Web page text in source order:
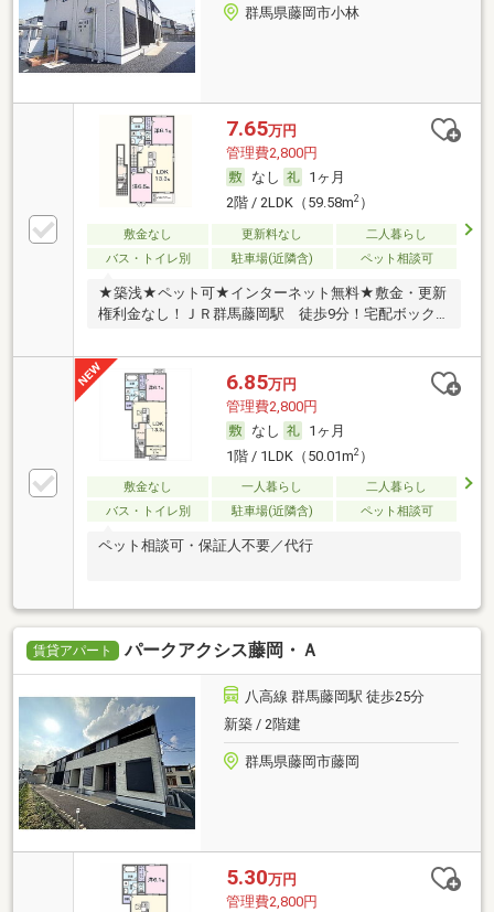
群馬県藤岡市小林
7.65万円
管理費2,800円
なし
1ヶ月
2階 / 2LDK（59.58m2）
敷金なし 更新料なし
二人暮らし
バス・トイレ別
駐車場(近隣含) ペット相談可
★築浅★ペット可★インターネット無料★敷金・更新
権利金なし！ＪＲ群馬藤岡駅 徒歩9分！宅配ボック
6.85万円
管理費2,800円
なし
1ヶ月
1階 / 1LDK（50.01m2）
敷金なし 一人暮らし
二人暮らし
バス・トイレ別
駐車場(近隣含) ペット相談可
ペット相談可・保証人不要／代行
賃貸アパート パークアクシス藤岡・Ａ
八高線 群馬藤岡駅 徒歩25分
新築 / 2階建
群馬県藤岡市藤岡
5.30万円
管理費2,800円